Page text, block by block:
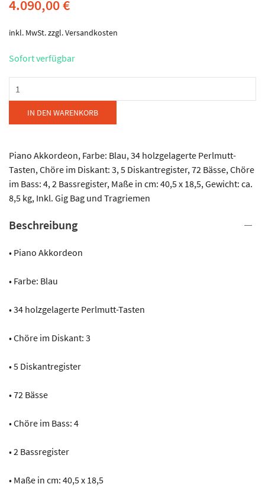
4.090,00€
inkl. MwSt.zzgl.Versandkosten
Sofort verfügbar
-
Preludio
P/36
Menge
IN DEN WARENKORB
Piano Akkordeon, Farbe: Blau, 34 holzgelagerte Perlmutt-
Tasten, Chöre im Diskant: 3, 5 Diskantregister, 72 Bässe, Chöre
im Bass: 4, 2 Bassregister, Maße in cm: 40,5 x 18,5, Gewicht: ca.
8,5 kg, Inkl. Gig Bag und Tragriemen
Beschreibung
• Piano Akkordeon
• Farbe: Blau
• 34 holzgelagerte Perlmutt-Tasten
• Chöre im Diskant: 3
• 5 Diskantregister
• 72 Bässe
• Chöre im Bass: 4
• 2 Bassregister
• Maße in cm: 40,5 x 18,5